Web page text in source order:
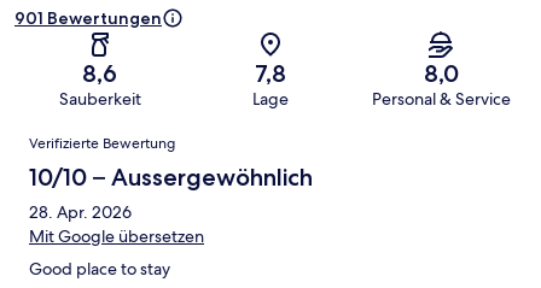
901 Bewertungen
8,6
Sauberkeit
7,8
Lage
8,0
Personal & Service
Bewertungen
Verifizierte Bewertung
10/10 – Aussergewöhnlich
28. Apr. 2026
Mit Google übersetzen
Good place to stay